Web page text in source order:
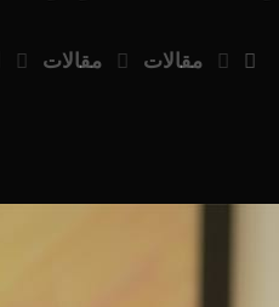
مقالات مقالات